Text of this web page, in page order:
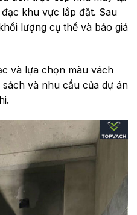
khu vực lắp đặt. Sau
lượng cụ thể và báo giá
và lựa chọn màu vách
và nhu cầu của dự án